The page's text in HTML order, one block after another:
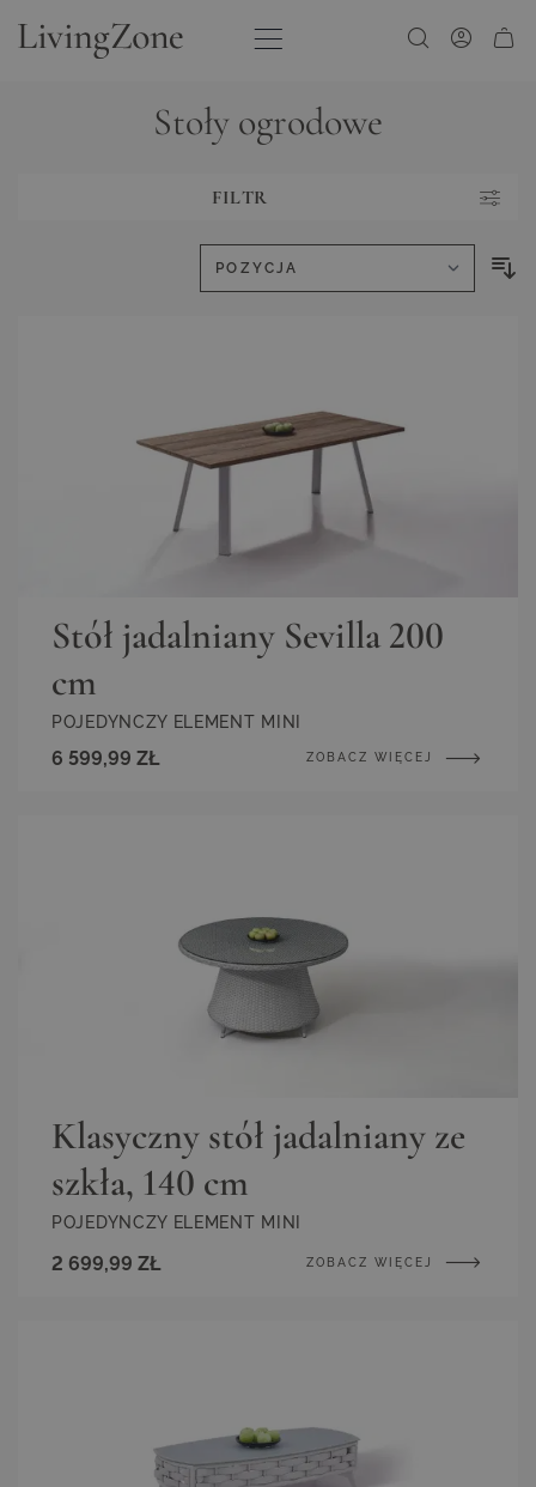
Stoły ogrodowe
FILTR
Stół jadalniany Sevilla 200
cm
POJEDYNCZY ELEMENT MINI
6 599,99 ZŁ ZOBACZ WIĘCEJ
Klasyczny stół jadalniany ze
szkła, 140 cm
POJEDYNCZY ELEMENT MINI
2 699,99 ZŁ ZOBACZ WIĘCEJ